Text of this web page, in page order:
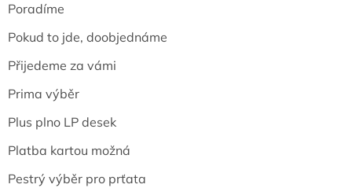
Poradíme
Pokud to jde, doobjednáme
Přijedeme za vámi
Prima výběr
Plus plno LP desek
Platba kartou možná
Pestrý výběr pro prťata